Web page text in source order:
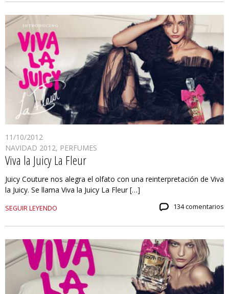
11/10/2012
NAVIDAD 2012, PERFUMES
Viva la Juicy La Fleur
Juicy Couture nos alegra el olfato con una reinterpretación de Viva
la Juicy. Se llama Viva la Juicy La Fleur […]
SEGUIR LEYENDO 134 comentarios